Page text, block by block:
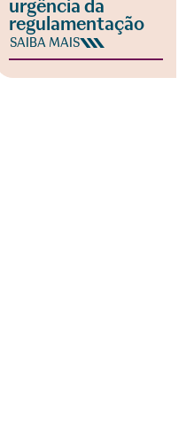
urgência da
regulamentação
SAIBA MAIS